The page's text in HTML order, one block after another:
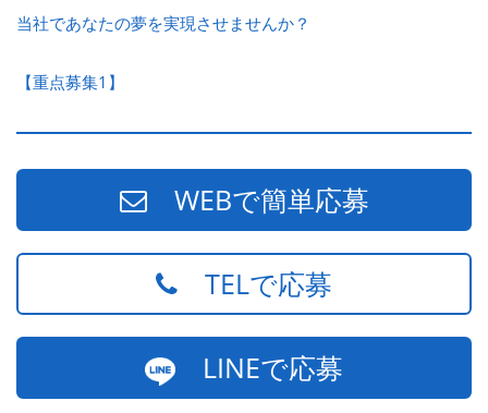
当社であなたの夢を実現させませんか？
【重点募集1】
WEBで簡単応募
TELで応募
LINEで応募